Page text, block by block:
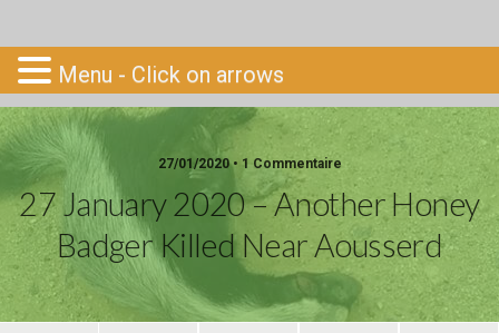
Go-South
27/01/2020 • 1 Commentaire
27 January 2020 – Another Honey
Badger Killed Near Aousserd
Menu - Click on arrows